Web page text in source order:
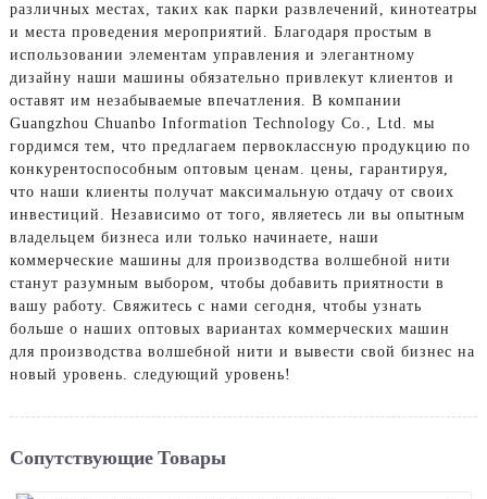
различных местах, таких как парки развлечений, кинотеатры
и места проведения мероприятий. Благодаря простым в
использовании элементам управления и элегантному
дизайну наши машины обязательно привлекут клиентов и
оставят им незабываемые впечатления. В компании
Guangzhou Chuanbo Information Technology Co., Ltd. мы
гордимся тем, что предлагаем первоклассную продукцию по
конкурентоспособным оптовым ценам. цены, гарантируя,
что наши клиенты получат максимальную отдачу от своих
инвестиций. Независимо от того, являетесь ли вы опытным
владельцем бизнеса или только начинаете, наши
коммерческие машины для производства волшебной нити
станут разумным выбором, чтобы добавить приятности в
вашу работу. Свяжитесь с нами сегодня, чтобы узнать
больше о наших оптовых вариантах коммерческих машин
для производства волшебной нити и вывести свой бизнес на
новый уровень. следующий уровень!
Сопутствующие Товары